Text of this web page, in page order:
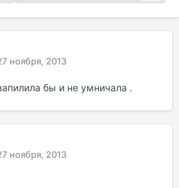
ноября, 2013
бы и не умничала .
ноября, 2013